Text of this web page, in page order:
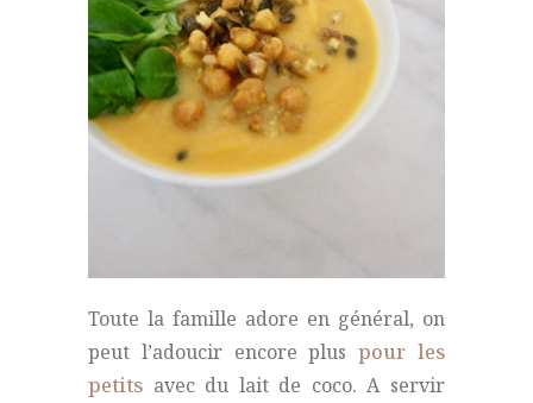
Toute la famille adore en général, on
peut l’adoucir encore pluspour les
petits avec du lait de coco. A servir